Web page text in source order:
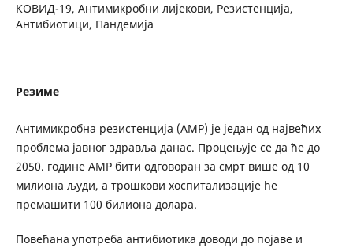
КОВИД-19, Антимикробни лијекови, Резистенција,
Антибиотици, Пандемија
Резиме
Антимикробна резистенција (АМР) је један од највећих
проблема јавног здравља данас. Процењује се да ће до
2050. године АМР бити одговоран за смрт више од 10
милиона људи, а трошкови хоспитализације ће
премашити 100 билиона долара.
Повећана употреба антибиотика доводи до појаве и